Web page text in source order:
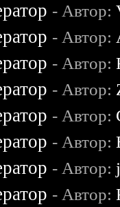
- Автор:
- Автор:
- Автор:
- Автор:
- Автор:
- Автор:
- Автор:
- Автор: